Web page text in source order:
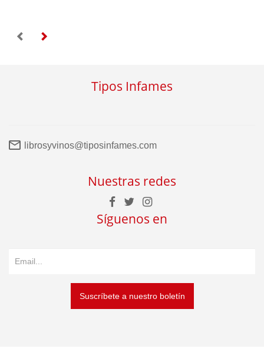
Tipos Infames
librosyvinos@tiposinfames.com
Nuestras redes
Síguenos en
Suscríbete a nuestro boletín